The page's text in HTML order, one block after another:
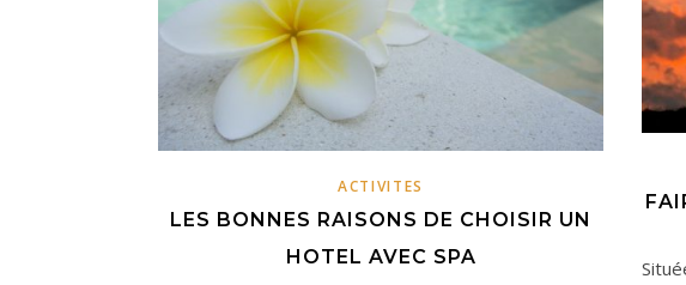
ACTIVITES
LES BONNES RAISONS DE CHOISIR UN
HOTEL AVEC SPA